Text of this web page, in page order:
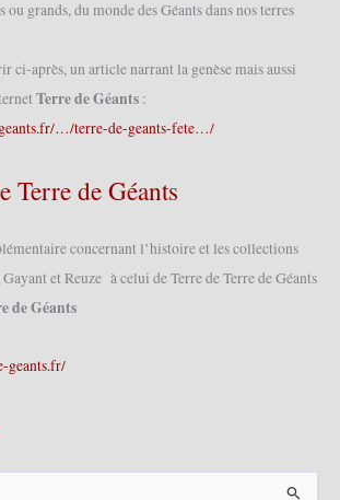
ou grands, du monde des Géants dans nos terres
ci-après, un article narrant la genèse mais aussi
Terre de Géants :
…/terre-de-geants-fete…/
Terre de Géants
concernant l’histoire et les collections
et Reuze à celui de Terre de Terre de Géants
de Géants
geants.fr/